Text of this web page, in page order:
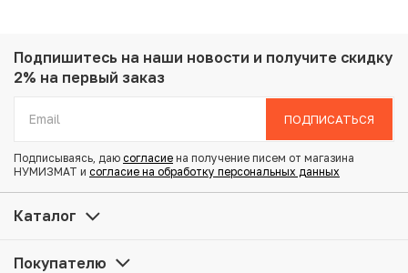
Вес: 6.4 г
Диаметр: 25 мм
Состояние: XF
Купить 5 пенни 1916 года Русская Финляндия по
привлекательной цене можно в нашем интернет-
магазине — Вам достаточно оформить заказ на сайте.
Подпишитесь на наши новости и получите скидку
2% на первый заказ
ПОДПИСАТЬСЯ
Подписываясь, даю согласие на получение писем от магазина
НУМИЗМАТ и согласие на обработку персональных данных
Каталог
Покупателю